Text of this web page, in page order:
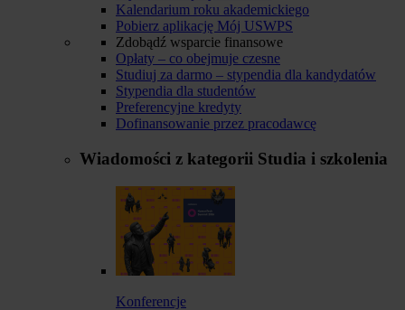
Kalendarium roku akademickiego
Pobierz aplikację Mój USWPS
Zdobądź wsparcie finansowe
Opłaty – co obejmuje czesne
Studiuj za darmo – stypendia dla kandydatów
Stypendia dla studentów
Preferencyjne kredyty
Dofinansowanie przez pracodawcę
Wiadomości z kategorii Studia i szkolenia
Konferencje